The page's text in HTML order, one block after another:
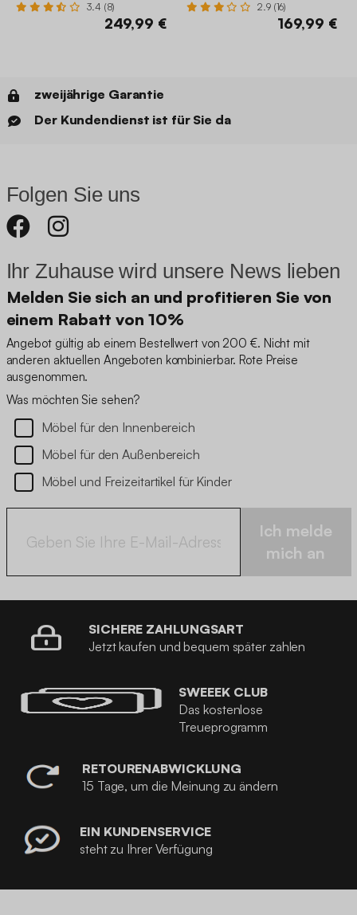
3.4 (8)
249,99 €
2.9 (16)
169,99 €
zweijährige Garantie
Der Kundendienst ist für Sie da
Folgen Sie uns
Ihr Zuhause wird unsere News lieben
Melden Sie sich an und profitieren Sie von
einem Rabatt von 10%
Angebot gültig ab einem Bestellwert von 200 €. Nicht mit
anderen aktuellen Angeboten kombinierbar. Rote Preise
ausgenommen.
Was möchten Sie sehen?
Möbel für den Innenbereich
Möbel für den Außenbereich
Möbel und Freizeitartikel für Kinder
Ich melde
mich an
SICHERE ZAHLUNGSART
Jetzt kaufen und bequem später zahlen
SWEEEK CLUB
Das kostenlose
Treueprogramm
RETOURENABWICKLUNG
15 Tage, um die Meinung zu ändern
EIN KUNDENSERVICE
steht zu Ihrer Verfügung